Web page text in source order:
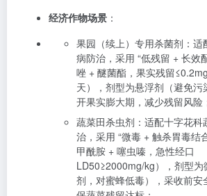
经济作物场景 ：
果园（续上）专用杀菌剂：适
病防治，采用 “低残留 + 长效
唑 + 醚菌酯，果实残留
天），剂型为悬浮剂（避免污
开果实膨大期，减少残留风险
蔬菜田杀虫剂：适配十字花
治，采用 “微毒 + 触杀胃毒结
甲酰胺 + 噻虫嗪，急性经口
LD50≥2000mg/kg），剂型为
剂，对蜜蜂低毒），采收前安